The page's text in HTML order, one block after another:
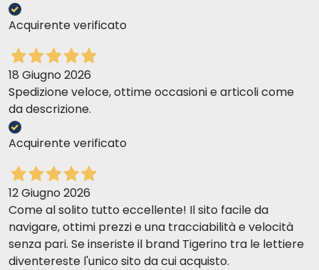
Acquirente verificato
18 Giugno 2026
Spedizione veloce, ottime occasioni e articoli come
da descrizione.
Acquirente verificato
12 Giugno 2026
Come al solito tutto eccellente! Il sito facile da
navigare, ottimi prezzi e una tracciabilità e velocità
senza pari. Se inseriste il brand Tigerino tra le lettiere
diventereste l'unico sito da cui acquisto.